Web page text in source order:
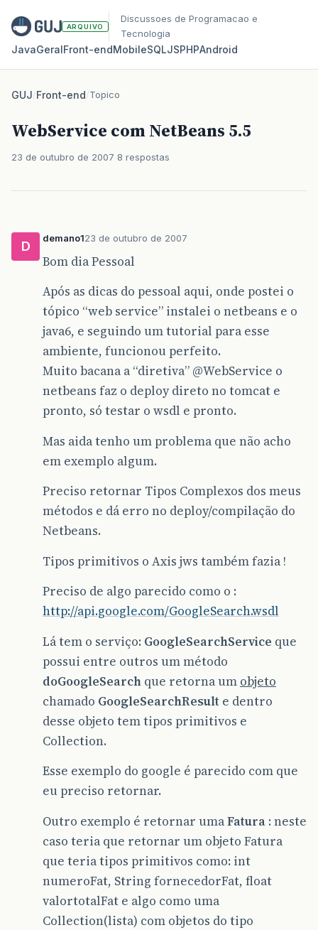
ARQUIVO
Discussoes de Programacao e
Tecnologia
JavaGeralFront‑endMobileSQLJSPHPAndroid
GUJ/Front-end/Topico
WebService com NetBeans 5.5
23 de outubro de 2007 8 respostas
D
demano123 de outubro de 2007
Bom dia Pessoal
Após as dicas do pessoal aqui, onde postei o
tópico “web service” instalei o netbeans e o
java6, e seguindo um tutorial para esse
ambiente, funcionou perfeito.
Muito bacana a “diretiva” @WebService o
netbeans faz o deploy direto no tomcat e
pronto, só testar o wsdl e pronto.
Mas aida tenho um problema que não acho
em exemplo algum.
Preciso retornar Tipos Complexos dos meus
métodos e dá erro no deploy/compilação do
Netbeans.
Tipos primitivos o Axis jws também fazia !
Preciso de algo parecido como o :
http://api.google.com/GoogleSearch.wsdl
Lá tem o serviço: GoogleSearchService que
possui entre outros um método
doGoogleSearch que retorna um objeto
chamado GoogleSearchResult e dentro
desse objeto tem tipos primitivos e
Collection.
Esse exemplo do google é parecido com que
eu preciso retornar.
Outro exemplo é retornar umaFatura : neste
caso teria que retornar um objeto Fatura
que teria tipos primitivos como: int
numeroFat, String fornecedorFat, float
valortotalFat e algo como uma
Collection(lista) com objetos do tipo